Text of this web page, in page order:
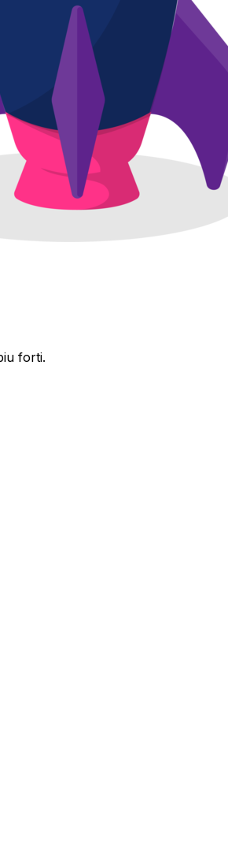
forti.